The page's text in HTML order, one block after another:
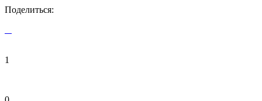
Поделиться:
1